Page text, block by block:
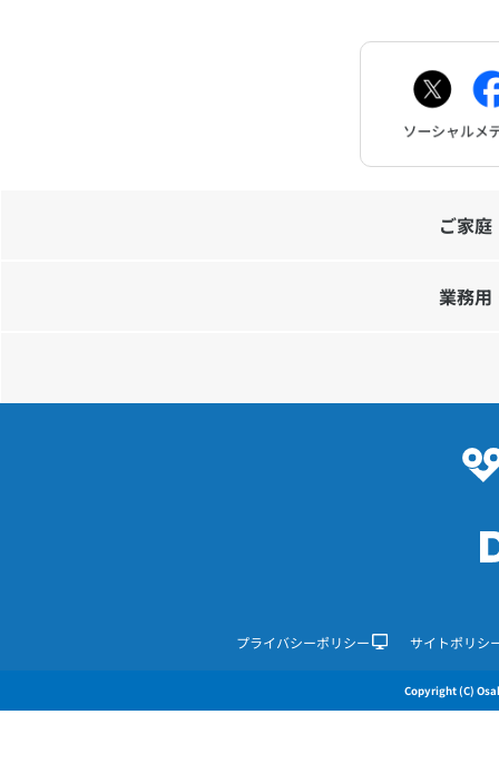
ご家
業務用
プライバシーポリシー サイトポリシ
Copyright (C)